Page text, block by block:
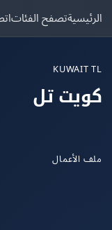
تصفح الفئاتاتصل بنا
تل